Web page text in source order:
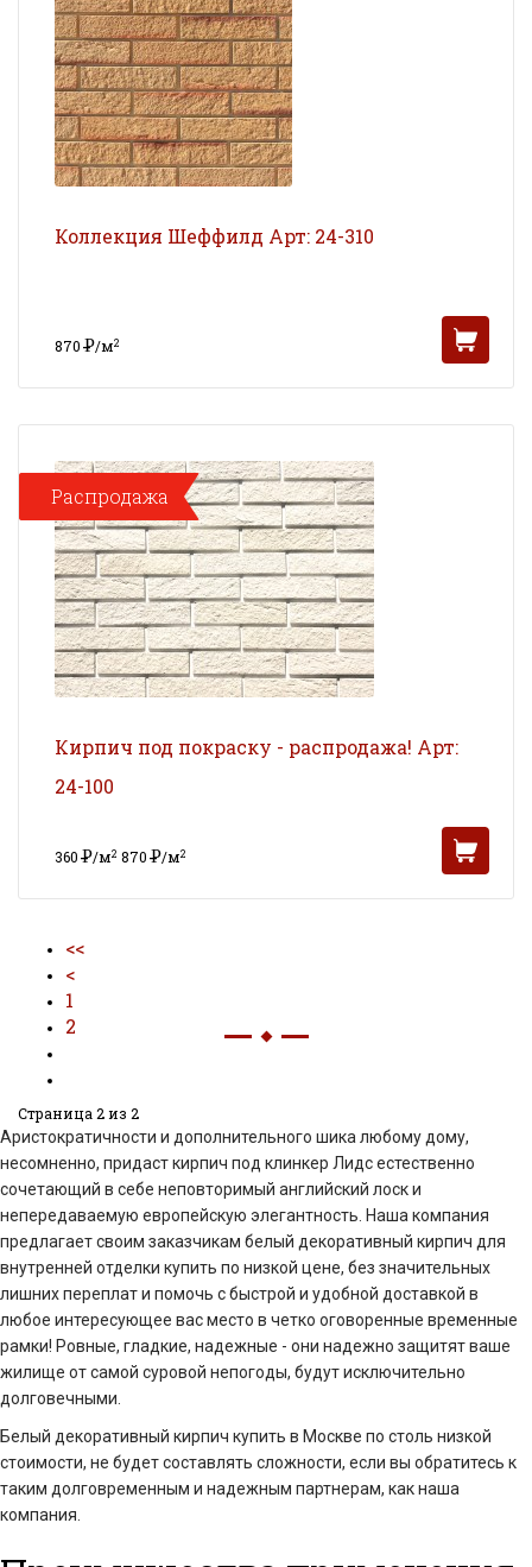
Коллекция Шеффилд Арт: 24-310
870Р/м2
Распродажа
Кирпич под покраску - распродажа! Арт:
24-100
360Р/м2 870Р/м2
1
2
Страница 2 из 2
Аристократичности и дополнительного шика любому дому,
несомненно, придаст кирпич под клинкер Лидс естественно
сочетающий в себе неповторимый английский лоск и
непередаваемую европейскую элегантность. Наша компания
предлагает своим заказчикам белый декоративный кирпич для
внутренней отделки купить по низкой цене, без значительных
лишних переплат и помочь с быстрой и удобной доставкой в
любое интересующее вас место в четко оговоренные временные
рамки! Ровные, гладкие, надежные - они надежно защитят ваше
жилище от самой суровой непогоды, будут исключительно
долговечными.
Белый декоративный кирпич купить в Москве по столь низкой
стоимости, не будет составлять сложности, если вы обратитесь к
таким долговременным и надежным партнерам, как наша
компания.